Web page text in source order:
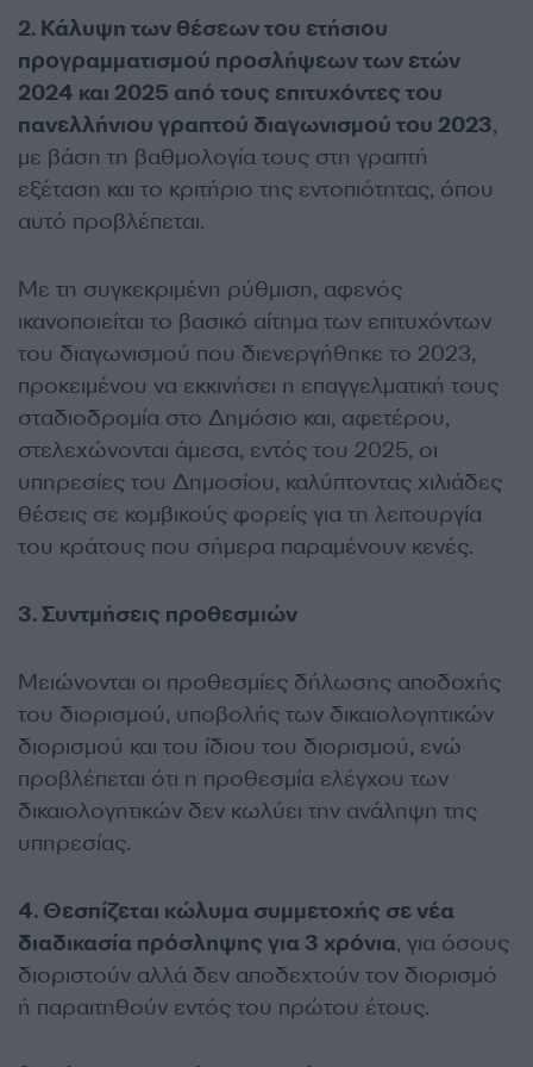
2. Κάλυψη των θέσεων του ετήσιου
προγραμματισμού προσλήψεων των ετών
2024 και 2025 από τους επιτυχόντες του
πανελλήνιου γραπτού διαγωνισμού του 2023,
με βάση τη βαθμολογία τους στη γραπτή
εξέταση και το κριτήριο της εντοπιότητας, όπου
αυτό προβλέπεται.
Με τη συγκεκριμένη ρύθμιση, αφενός
ικανοποιείται το βασικό αίτημα των επιτυχόντων
του διαγωνισμού που διενεργήθηκε το 2023,
προκειμένου να εκκινήσει η επαγγελματική τους
σταδιοδρομία στο Δημόσιο και, αφετέρου,
στελεχώνονται άμεσα, εντός του 2025, οι
υπηρεσίες του Δημοσίου, καλύπτοντας χιλιάδες
θέσεις σε κομβικούς φορείς για τη λειτουργία
του κράτους που σήμερα παραμένουν κενές.
3. Συντμήσεις προθεσμιών
Μειώνονται οι προθεσμίες δήλωσης αποδοχής
του διορισμού, υποβολής των δικαιολογητικών
διορισμού και του ίδιου του διορισμού, ενώ
προβλέπεται ότι η προθεσμία ελέγχου των
δικαιολογητικών δεν κωλύει την ανάληψη της
υπηρεσίας.
4. Θεσπίζεται κώλυμα συμμετοχής σε νέα
διαδικασία πρόσληψης για 3 χρόνια, για όσους
διοριστούν αλλά δεν αποδεχτούν τον διορισμό
ή παραιτηθούν εντός του πρώτου έτους.